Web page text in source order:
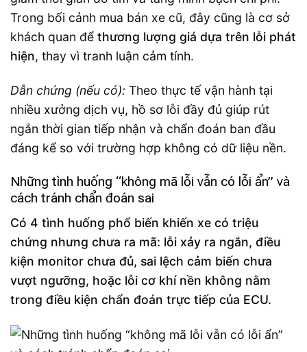
Trong bối cảnh mua bán xe cũ, đây cũng là cơ sở
khách quan để thương lượng giá dựa trên lỗi phát
hiện, thay vì tranh luận cảm tính.
Dẫn chứng (nếu có): Theo thực tế vận hành tại
nhiều xưởng dịch vụ, hồ sơ lỗi đầy đủ giúp rút
ngắn thời gian tiếp nhận và chẩn đoán ban đầu
đáng kể so với trường hợp không có dữ liệu nền.
Những tình huống “không mã lỗi vẫn có lỗi ẩn” và
cách tránh chẩn đoán sai
Có 4 tình huống phổ biến khiến xe có triệu
chứng nhưng chưa ra mã: lỗi xảy ra ngắn, điều
kiện monitor chưa đủ, sai lệch cảm biến chưa
vượt ngưỡng, hoặc lỗi cơ khí nền không nằm
trong điều kiện chẩn đoán trực tiếp của ECU.